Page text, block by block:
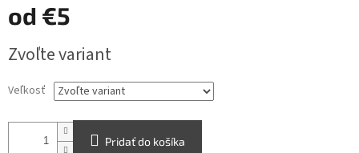
od €5
cena:
Zvoľte variant
Veľkosť
Pridať do košíka